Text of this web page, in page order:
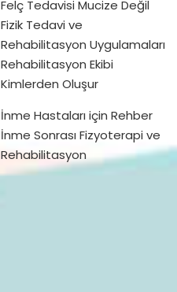
Felç Tedavisi Mucize Değil
Fizik Tedavi ve
Rehabilitasyon Uygulamaları
Rehabilitasyon Ekibi
Kimlerden Oluşur
İnme Hastaları için Rehber
İnme Sonrası Fizyoterapi ve
Rehabilitasyon